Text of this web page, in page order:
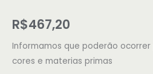
R$467,20
Informamos que poderão
cores e materias primas